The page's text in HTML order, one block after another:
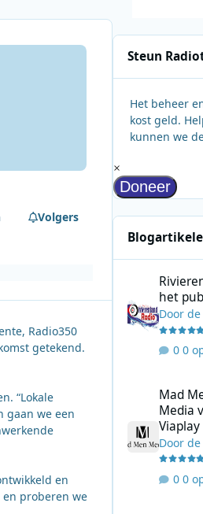
Volgers
Radio350
getekend.
“Lokale
gaan we een
en
en proberen we
Steun
Het beheer
kost geld.
kunnen we
het
Door
0
Mad
Media
Viaplay
Door
0